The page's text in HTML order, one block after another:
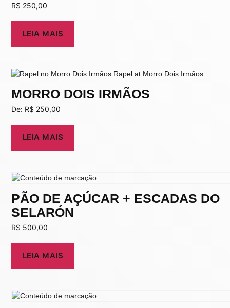
R$ 250,00
LEIA MAIS
MORRO DOIS IRMÃOS
De: R$ 250,00
LEIA MAIS
PÃO DE AÇÚCAR + ESCADAS DO
SELARÓN
R$ 500,00
LEIA MAIS